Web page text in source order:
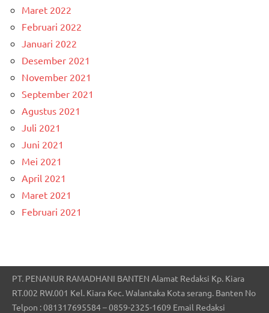
Maret 2022
Februari 2022
Januari 2022
Desember 2021
November 2021
September 2021
Agustus 2021
Juli 2021
Juni 2021
Mei 2021
April 2021
Maret 2021
Februari 2021
PT. PENANUR RAMADHANI BANTEN Alamat Redaksi Kp. Kiara
RT.002 RW.001 Kel. Kiara Kec. Walantaka Kota serang. Banten No
Telpon : 081317695584 – 0859-2325-1609 Email Redaksi